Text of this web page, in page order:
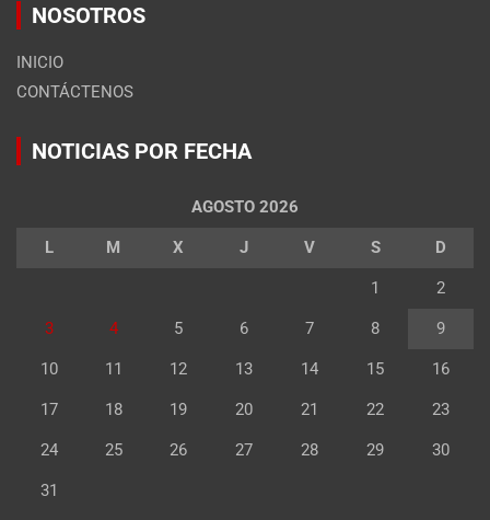
NOSOTROS
INICIO
CONTÁCTENOS
NOTICIAS POR FECHA
AGOSTO 2026
L M X J V S D
1 2
3 4 5 6 7 8 9
10 11 12 13 14 15 16
17 18 19 20 21 22 23
24 25 26 27 28 29 30
31